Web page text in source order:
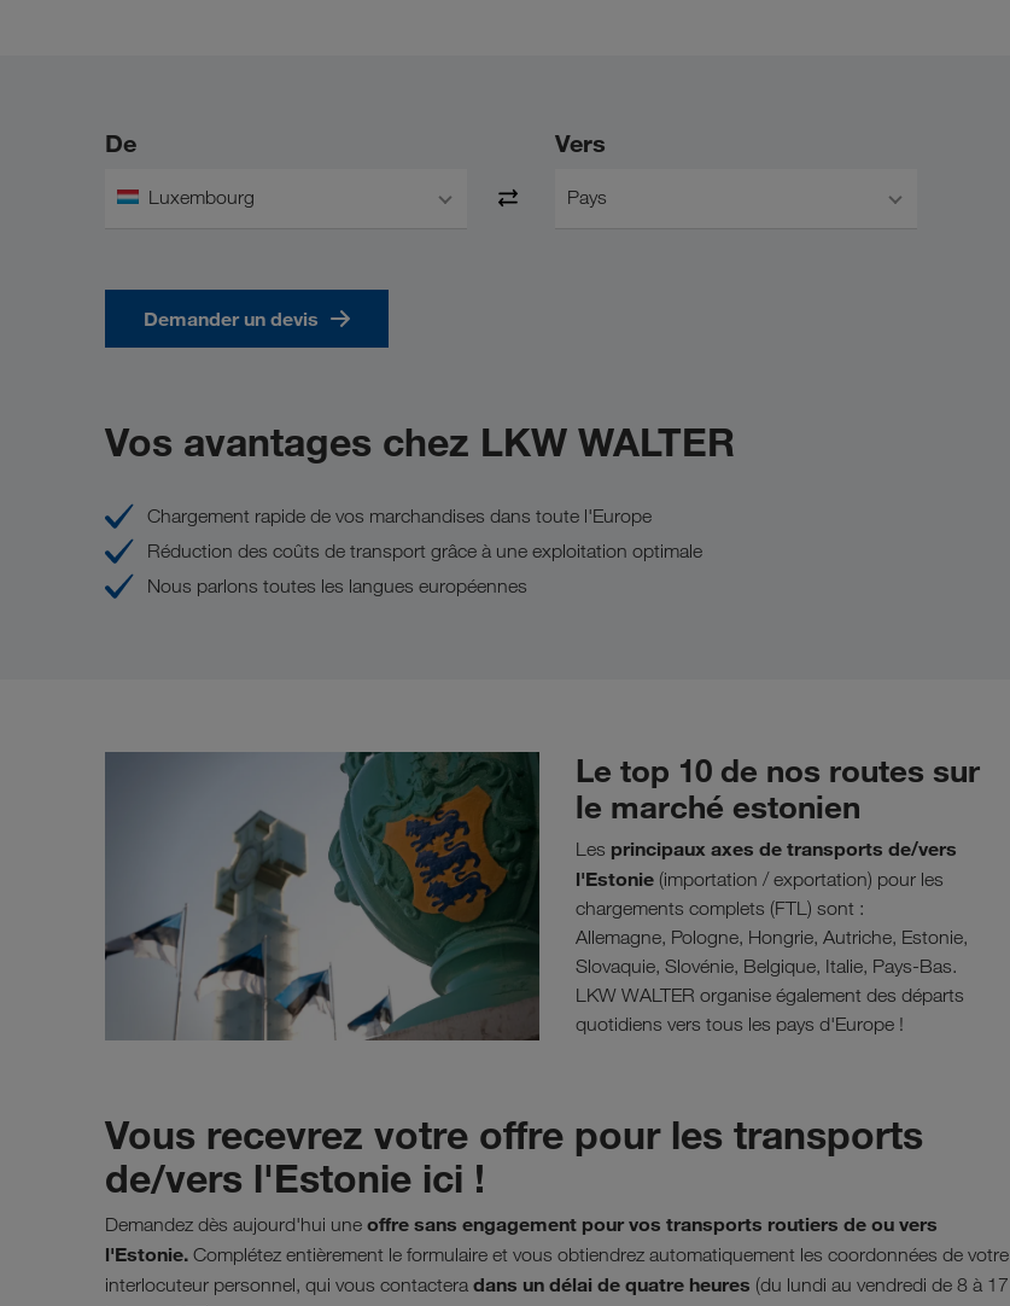
De
Luxembourg
Vers
Pays
Demander un devis
Vos avantages chez LKW WALTER
Chargement rapide de vos marchandises dans toute l'Europe
Réduction des coûts de transport grâce à une exploitation optimale
Nous parlons toutes les langues européennes
Le top 10 de nos routes sur
le marché estonien
Les principaux axes de transports de/vers
l'Estonie (importation / exportation) pour les
chargements complets (FTL) sont :
Allemagne, Pologne, Hongrie, Autriche, Estonie,
Slovaquie, Slovénie, Belgique, Italie, Pays-Bas.
LKW WALTER organise également des départs
quotidiens vers tous les pays d'Europe !
Vous recevrez votre offre pour les transports
de/vers l'Estonie ici !
Demandez dès aujourd'hui une offre sans engagement pour vos transports routiers de ou vers
l'Estonie. Complétez entièrement le formulaire et vous obtiendrez automatiquement les coordonnées de votre
interlocuteur personnel, qui vous contactera dans un délai de quatre heures (du lundi au vendredi de 8 à 17